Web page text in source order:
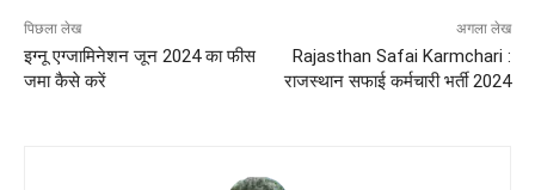
पिछला लेख
इग्नू एग्जामिनेशन जून 2024 का फीस
जमा कैसे करें
अगला लेख
Rajasthan Safai Karmchari :
राजस्थान सफाई कर्मचारी भर्ती 2024